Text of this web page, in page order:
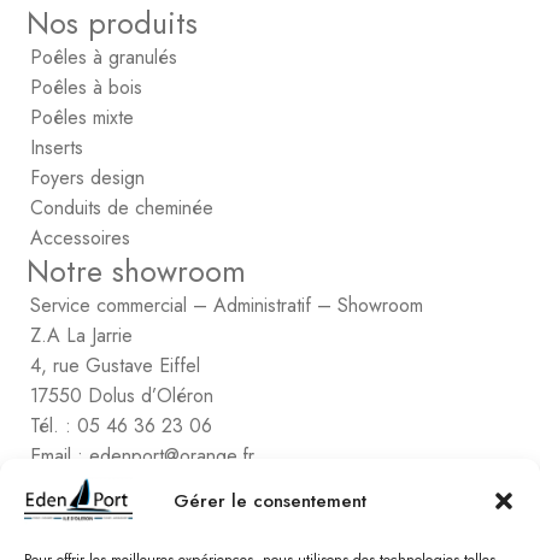
Gérer le consentement
Nos produits
Poêles à granulés
Poêles à bois
Poêles mixte
Inserts
Foyers design
Conduits de cheminée
Accessoires
Notre showroom
Service commercial – Administratif – Showroom
Z.A La Jarrie
4, rue Gustave Eiffel
17550 Dolus d’Oléron
Tél. : 05 46 36 23 06
Email : edenport@orange.fr
Contactez Eden Port
Comptabilité